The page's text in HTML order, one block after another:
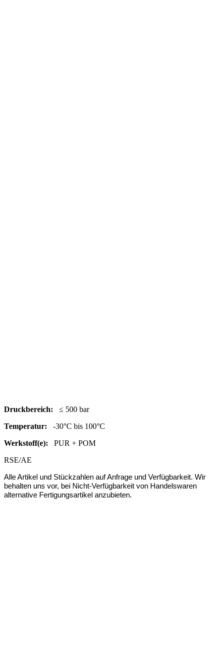
Druckbereich: ≤ 500 bar
Temperatur: -30°C bis 100°C
Werkstoff(e): PUR + POM
RSE/AE
Alle Artikel und Stückzahlen auf Anfrage und Verfügbarkeit. Wir
behalten uns vor, bei Nicht-Verfügbarkeit von Handelswaren
alternative Fertigungsartikel anzubieten.